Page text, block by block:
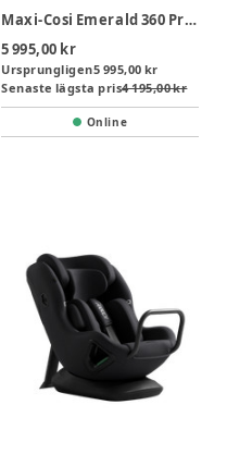
Maxi-Cosi Emerald 360 Pro Bilbarnstol - Authentic Blue
5 995,00 kr
Ursprungligen5 995,00 kr
Senaste lägsta pris4 195,00 kr
Online